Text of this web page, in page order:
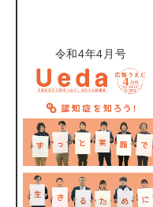
令和4年4月号